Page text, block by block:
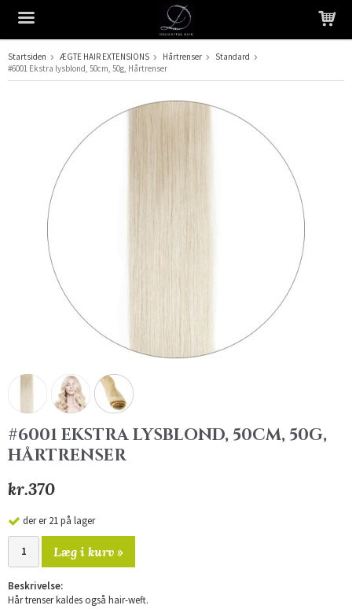
Produktet er blevet tilføjet til din indkøbskurv
Startsiden ÆGTE HAIR EXTENSIONS Hårtrenser
Standard
#6001 Ekstra lysblond, 50cm, 50g, Hårtrenser
#6001 EKSTRA LYSBLOND, 50CM, 50G,
HÅRTRENSER
kr.370
der er 21 på lager
Læg i kurv »
Beskrivelse:
Hår trenser kaldes også hair-weft.